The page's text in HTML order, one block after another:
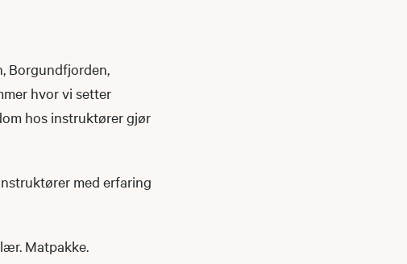
Borgundfjorden,
hvor vi setter
hos instruktører gjør
med erfaring
Matpakke.